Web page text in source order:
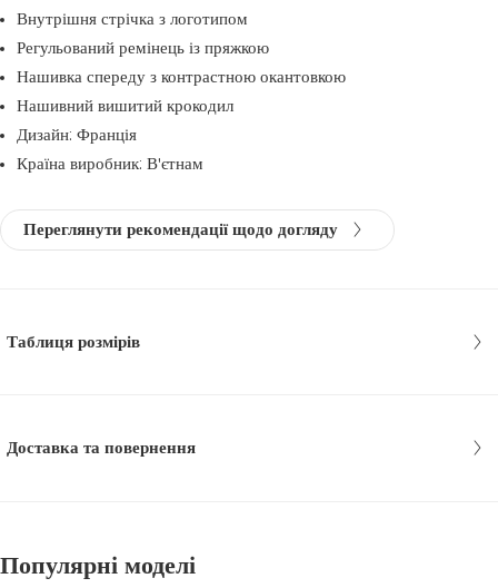
Внутрішня стрічка з логотипом
Регульований ремінець із пряжкою
Нашивка спереду з контрастною окантовкою
Нашивний вишитий крокодил
Дизайн: Франція
Країна виробник: В'єтнам
Переглянути рекомендації щодо догляду
Таблиця розмірів
Доставка та повернення
Популярні моделі